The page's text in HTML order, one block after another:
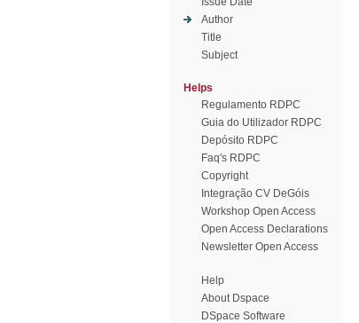
Author
Title
Subject
Helps
Regulamento RDPC
Guia do Utilizador RDPC
Depósito RDPC
Faq's RDPC
Copyright
Integração CV DeGóis
Workshop Open Access
Open Access Declarations
Newsletter Open Access
Help
About Dspace
DSpace Software